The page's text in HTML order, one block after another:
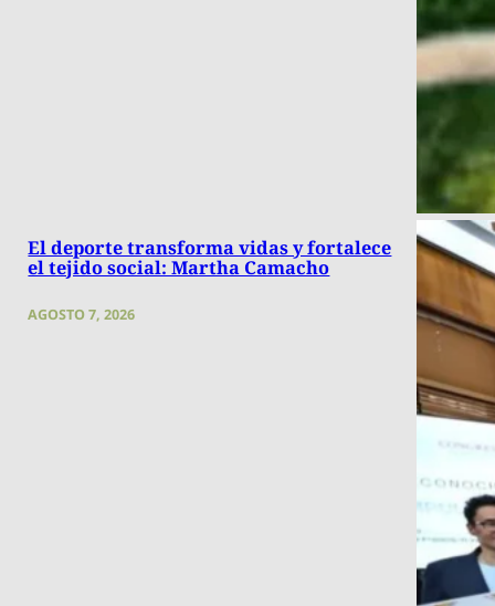
El deporte transforma vidas y fortalece
el tejido social: Martha Camacho
AGOSTO 7, 2026